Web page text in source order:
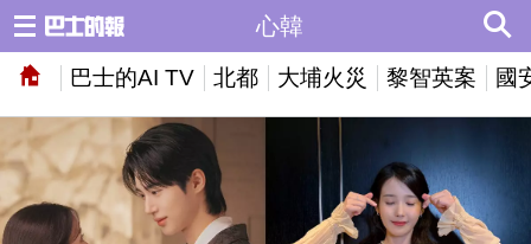
巴士的AI TV 北都 大埔火災 黎智英案 國
心韓